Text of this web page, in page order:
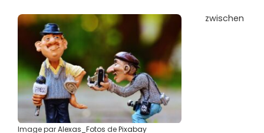
Image parAlexas_Fotos dePixabay
zwischen